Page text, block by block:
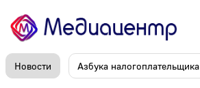
Новости Азбука налогоплательщика